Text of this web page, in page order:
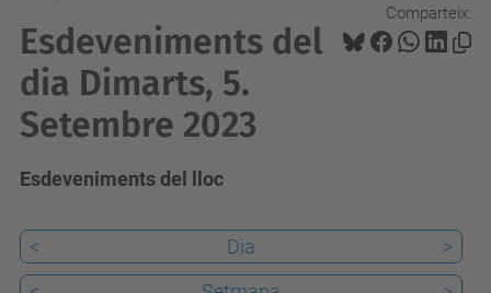
Comparteix:
Esdeveniments del
dia Dimarts, 5.
Setembre 2023
Esdeveniments del lloc
< Dia
>